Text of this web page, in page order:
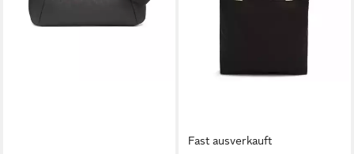
Fast ausverkauft